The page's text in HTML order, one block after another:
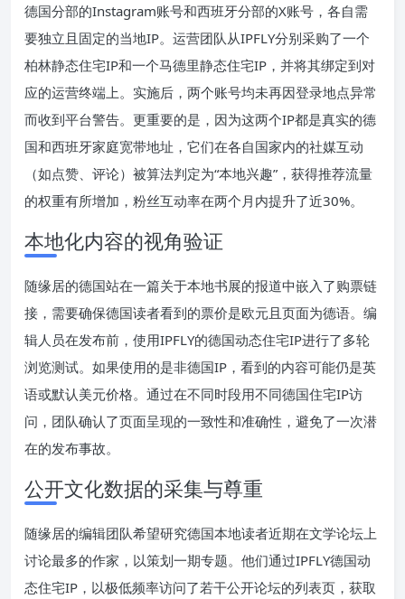
德国分部的Instagram账号和西班牙分部的X账号，各自需
要独立且固定的当地IP。运营团队从IPFLY分别采购了一个
柏林静态住宅IP和一个马德里静态住宅IP，并将其绑定到对
应的运营终端上。实施后，两个账号均未再因登录地点异常
而收到平台警告。更重要的是，因为这两个IP都是真实的德
国和西班牙家庭宽带地址，它们在各自国家内的社媒互动
（如点赞、评论）被算法判定为“本地兴趣”，获得推荐流量
的权重有所增加，粉丝互动率在两个月内提升了近30%。
本地化内容的视角验证
随缘居的德国站在一篇关于本地书展的报道中嵌入了购票链
接，需要确保德国读者看到的票价是欧元且页面为德语。编
辑人员在发布前，使用IPFLY的德国动态住宅IP进行了多轮
浏览测试。如果使用的是非德国IP，看到的内容可能仍是英
语或默认美元价格。通过在不同时段用不同德国住宅IP访
问，团队确认了页面呈现的一致性和准确性，避免了一次潜
在的发布事故。
公开文化数据的采集与尊重
随缘居的编辑团队希望研究德国本地读者近期在文学论坛上
讨论最多的作家，以策划一期专题。他们通过IPFLY德国动
态住宅IP，以极低频率访问了若干公开论坛的列表页，获取